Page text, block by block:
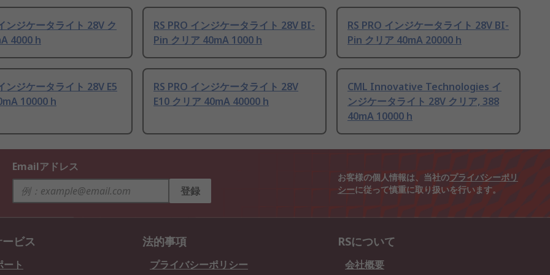
ンジケータライト 28V ク
4000 h
RS PRO インジケータライト 28V BI-
Pin クリア 40mA 1000 h
RS PRO インジケータライト 28V BI-
Pin クリア 40mA 20000 h
ンジケータライト 28V E5
10000 h
RS PRO インジケータライト 28V
E10 クリア 40mA 40000 h
CML Innovative Technologies イ
ンジケータライト 28V クリア, 388
40mA 10000 h
Emailアドレス
登録
お客様の個人情報は、当社のプライバシーポリ
シーに従って慎重に取り扱いを行います。
ビス
ト
法的事項
プライバシーポリシー
RSについて
会社概要